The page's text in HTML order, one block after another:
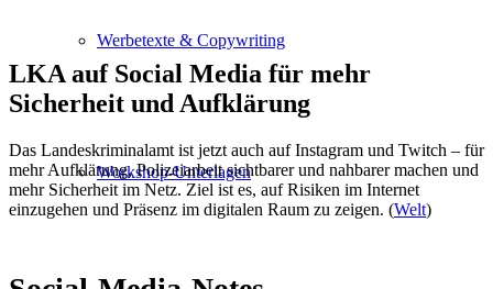
Werbetexte & Copywriting
Workshop-Unterlagen
LKA auf Social Media für mehr
Sicherheit und Aufklärung
Das Landeskriminalamt ist jetzt auch auf Instagram und Twitch – für
mehr Aufklärung, Polizeiarbeit sichtbarer und nahbarer machen und
mehr Sicherheit im Netz. Ziel ist es, auf Risiken im Internet
einzugehen und Präsenz im digitalen Raum zu zeigen. (Welt)